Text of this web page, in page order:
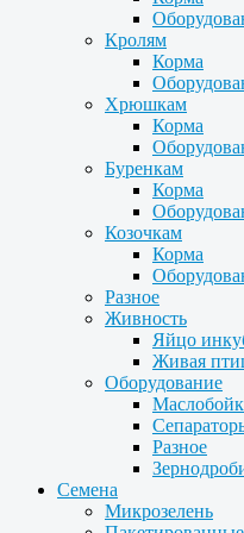
Кролям
Корма
Хрюшкам
Корма
Буренкам
Корма
Козочкам
Корма
Разное
Живность
Яйцо
Живая
Оборудование
Разное
Семена
Микрозелень